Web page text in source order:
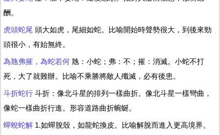
酬。
虎頭蛇尾 頭大如虎，尾細如蛇。比喻開始時聲勢很大，到後來勁
頭很小，有始無終。
為虺弗摧，為蛇若何 虺：小蛇；弗：不；摧：消滅。小蛇不打
死，大了就難辦。比喻不乘勝將敵人殲滅，必有後患。
斗折蛇行 斗折：像北斗星的排列一樣曲折。像北斗星一樣彎曲，
像蛇一樣曲折行進。形容道路曲折蜿蜒。
蟬蛻蛇解 1.如蟬脫殼，如龍蛇換皮。比喻解脫而進入更高境界。